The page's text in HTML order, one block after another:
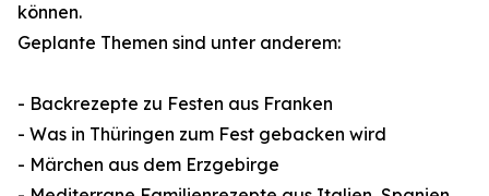
können.
Geplante Themen sind unter anderem:
- Backrezepte zu Festen aus Franken
- Was in Thüringen zum Fest gebacken wird
- Märchen aus dem Erzgebirge